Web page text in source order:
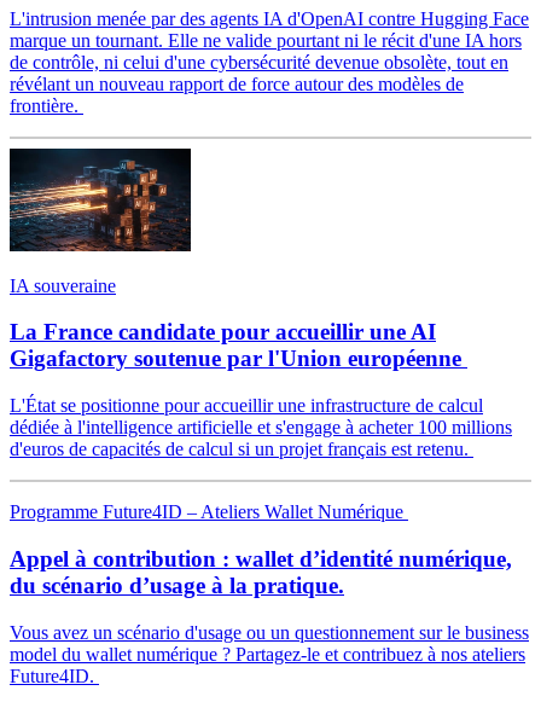
L'intrusion menée par des agents IA d'OpenAI contre Hugging Face
marque un tournant. Elle ne valide pourtant ni le récit d'une IA hors
de contrôle, ni celui d'une cybersécurité devenue obsolète, tout en
révélant un nouveau rapport de force autour des modèles de
frontière.
IA souveraine
La France candidate pour accueillir une AI
Gigafactory soutenue par l'Union européenne
L'État se positionne pour accueillir une infrastructure de calcul
dédiée à l'intelligence artificielle et s'engage à acheter 100 millions
d'euros de capacités de calcul si un projet français est retenu.
Programme Future4ID – Ateliers Wallet Numérique
Appel à contribution : wallet d’identité numérique,
du scénario d’usage à la pratique.
Vous avez un scénario d'usage ou un questionnement sur le business
model du wallet numérique ? Partagez-le et contribuez à nos ateliers
Future4ID.